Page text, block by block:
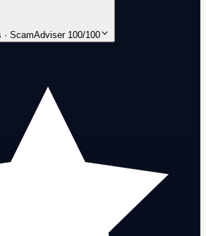
· ScamAdviser 100/100